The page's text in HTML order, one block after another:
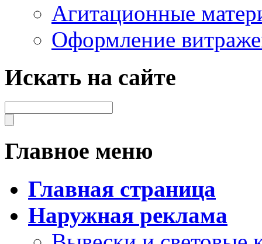
Агитационные
Оформление
Искать на сайте
Главное меню
Главная страница
Наружная реклама